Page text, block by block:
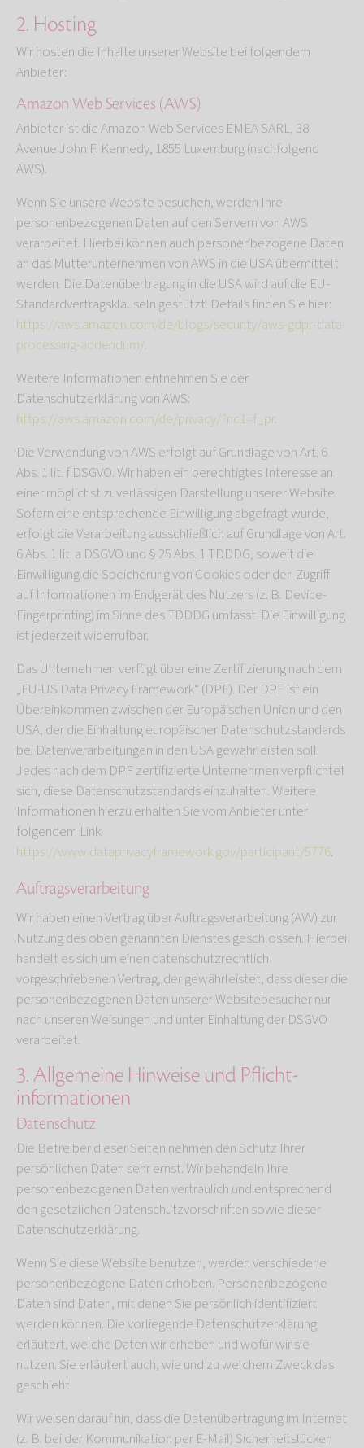
2. Hosting
Wir hosten die Inhalte unserer Website bei folgendem
Anbieter:
Amazon Web Services (AWS)
Anbieter ist die Amazon Web Services EMEA SARL, 38
Avenue John F. Kennedy, 1855 Luxemburg (nachfolgend
AWS).
Wenn Sie unsere Website besuchen, werden Ihre
personenbezogenen Daten auf den Servern von AWS
verarbeitet. Hierbei können auch personenbezogene Daten
an das Mutterunternehmen von AWS in die USA übermittelt
werden. Die Datenübertragung in die USA wird auf die EU-
Standardvertragsklauseln gestützt. Details finden Sie hier:
https://aws.amazon.com/de/blogs/security/aws-gdpr-data-
processing-addendum/.
Weitere Informationen entnehmen Sie der
Datenschutzerklärung von AWS:
https://aws.amazon.com/de/privacy/?nc1=f_pr.
Die Verwendung von AWS erfolgt auf Grundlage von Art. 6
Abs. 1 lit. f DSGVO. Wir haben ein berechtigtes Interesse an
einer möglichst zuverlässigen Darstellung unserer Website.
Sofern eine entsprechende Einwilligung abgefragt wurde,
erfolgt die Verarbeitung ausschließlich auf Grundlage von Art.
6 Abs. 1 lit. a DSGVO und § 25 Abs. 1 TDDDG, soweit die
Einwilligung die Speicherung von Cookies oder den Zugriff
auf Informationen im Endgerät des Nutzers (z. B. Device-
Fingerprinting) im Sinne des TDDDG umfasst. Die Einwilligung
ist jederzeit widerrufbar.
Das Unternehmen verfügt über eine Zertifizierung nach dem
„EU-US Data Privacy Framework“ (DPF). Der DPF ist ein
Übereinkommen zwischen der Europäischen Union und den
USA, der die Einhaltung europäischer Datenschutzstandards
bei Datenverarbeitungen in den USA gewährleisten soll.
Jedes nach dem DPF zertifizierte Unternehmen verpflichtet
sich, diese Datenschutzstandards einzuhalten. Weitere
Informationen hierzu erhalten Sie vom Anbieter unter
folgendem Link:
https://www.dataprivacyframework.gov/participant/5776.
Auftragsverarbeitung
Wir haben einen Vertrag über Auftragsverarbeitung (AVV) zur
Nutzung des oben genannten Dienstes geschlossen. Hierbei
handelt es sich um einen datenschutzrechtlich
vorgeschriebenen Vertrag, der gewährleistet, dass dieser die
personenbezogenen Daten unserer Websitebesucher nur
nach unseren Weisungen und unter Einhaltung der DSGVO
verarbeitet.
3. Allgemeine Hinweise und Pflicht­
informationen
Datenschutz
Die Betreiber dieser Seiten nehmen den Schutz Ihrer
persönlichen Daten sehr ernst. Wir behandeln Ihre
personenbezogenen Daten vertraulich und entsprechend
den gesetzlichen Datenschutzvorschriften sowie dieser
Datenschutzerklärung.
Wenn Sie diese Website benutzen, werden verschiedene
personenbezogene Daten erhoben. Personenbezogene
Daten sind Daten, mit denen Sie persönlich identifiziert
werden können. Die vorliegende Datenschutzerklärung
erläutert, welche Daten wir erheben und wofür wir sie
nutzen. Sie erläutert auch, wie und zu welchem Zweck das
geschieht.
Wir weisen darauf hin, dass die Datenübertragung im Internet
(z. B. bei der Kommunikation per E-Mail) Sicherheitslücken